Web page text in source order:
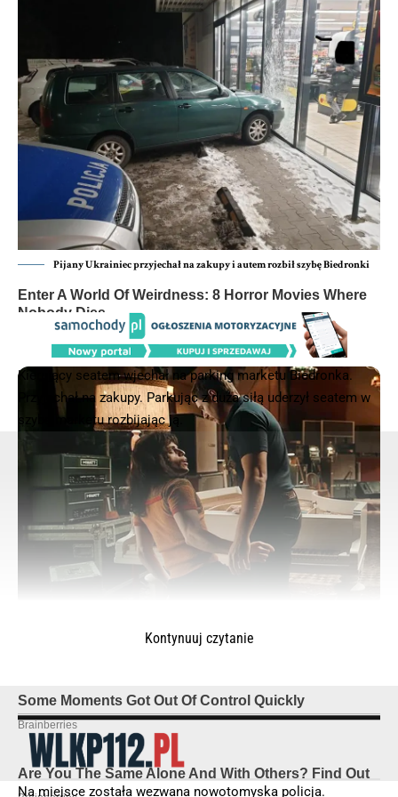
Pijany Ukrainiec przyjechał na zakupy i autem rozbił szybę Biedronki
Kierujący seatem wjechał na parking marketu Biedronka.
Przyjechał na zakupy. Parkując z duża siłą uderzył seatem w
szybę marketu rozbijając ją.
Na miejsce została wezwana nowotomyska policja.
Kontynuuj czytanie